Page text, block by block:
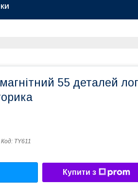
55 деталей
Код: TY611
Купити з